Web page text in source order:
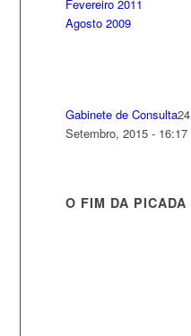
Fevereiro 2011
Agosto 2009
Gabinete de Consulta24
Setembro, 2015 - 16:17
O FIM DA PICADA